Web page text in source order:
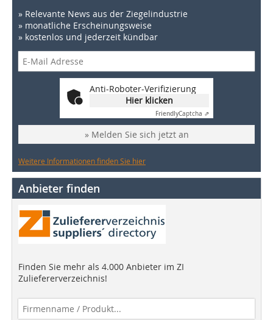
» Relevante News aus der Ziegelindustrie
» monatliche Erscheinungsweise
» kostenlos und jederzeit kündbar
Anti-Roboter-Verifizierung
Hier klicken
FriendlyCaptcha ⇗
» Melden Sie sich jetzt an
Weitere Informationen finden Sie hier
Anbieter finden
Finden Sie mehr als 4.000 Anbieter im ZI
Zuliefererverzeichnis!